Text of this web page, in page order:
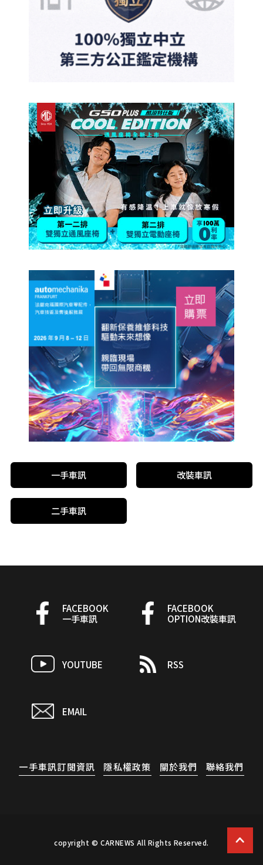
一手車訊 改裝車訊
二手車訊
FACEBOOK
一手車訊
FACEBOOK
OPTION改裝車訊
YOUTUBE RSS
EMAIL
一手車訊訂閱資訊 隱私權政策 關於我們 聯絡我們
copyright © CARNEWS All Rights Reserved.